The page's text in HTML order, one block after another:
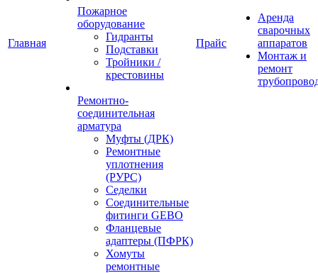
Главная
Пожарное
оборудование
Гидранты
Подставки
Тройники /
крестовины
Ремонтно-
соединительная
арматура
Муфты (ДРК)
Ремонтные
уплотнения
(РУРС)
Седелки
Соединительные
фитинги GEBO
Фланцевые
адаптеры (ПФРК)
Хомуты
ремонтные
Прайс
Аренда
сварочных
аппаратов
Монтаж и
ремонт